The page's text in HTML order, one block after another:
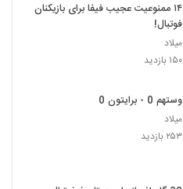
۱۴ ممنوعیت عجیب فیفا برای بازیکنان
فوتبال!
میلاد
۱۵۰ بازدید
وستهم 0 - برایتون 0
میلاد
۲۵۳ بازدید